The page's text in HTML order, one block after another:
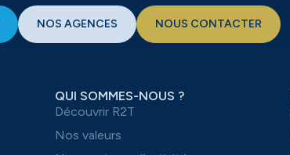
NOS AGENCES NOUS CONTACTER
QUI SOMMES-NOUS ?
Découvrir R2T
Nos valeurs